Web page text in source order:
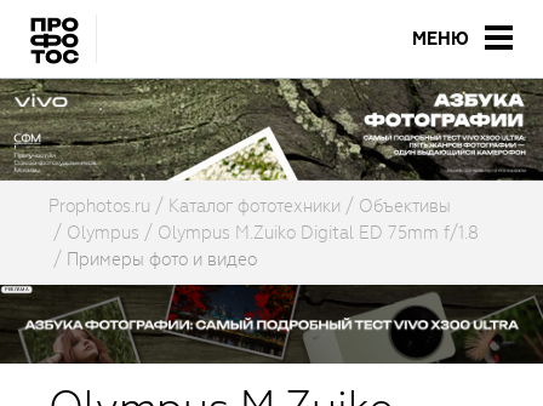
МЕНЮ
Prophotos.ru Каталог фототехники
Объективы
Olympus
Olympus M.Zuiko Digital ED 75mm f/1.8
Примеры фото и видео